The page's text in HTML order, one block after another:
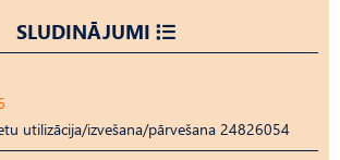
SLUDINĀJUMI
utilizācija/izvešana/pārvešana 24826054